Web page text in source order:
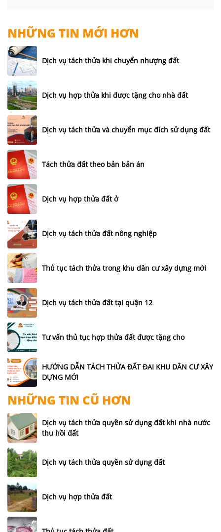
NHỮNG TIN MỚI HƠN
Dịch vụ tách thửa khi chuyển nhượng đất
Dịch vụ hợp thửa khi được tặng cho nhà đất
Dịch vụ tách thửa và chuyển mục đích sử dụng đất
Tách thửa đất theo bản bản án
Dịch vụ hợp thửa đất ở
Dịch vụ tách thửa đất nông nghiệp
Thủ tục tách thửa trong khu dân cư xây dựng mới
Dịch vụ tách thửa đất tại quận 12
Tư vấn thủ tục hợp thửa đất được tặng cho
HƯỚNG DẪN TÁCH THỬA ĐẤT ĐAI KHU DÂN CƯ XÂY
DỰNG MỚI
NHỮNG TIN CŨ HƠN
Dịch vụ tách thửa quyền sử dụng đất khi nhà nước
thu hồi đất
Dịch vụ tách thửa quyền sử dụng đất
Dịch vụ hợp thửa đất